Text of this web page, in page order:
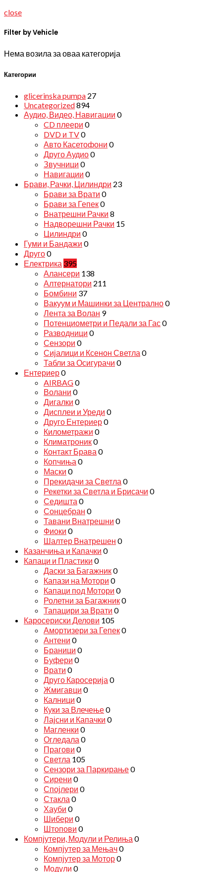
close
Filter by Vehicle
Нема возила за оваа категорија
Категории
glicerinska pumpa 27
Uncategorized894
Аудио, Видео, Навигации 0
CD плеери 0
DVD и TV0
Авто Касетофони 0
Друго Аудио0
Звучници 0
Навигации 0
Брави, Рачки, Цилиндри 23
Брави за Врати 0
Брави за Гепек0
Внатрешни Рачки 8
Надворешни Рачки 15
Цилиндри 0
Гуми и Бандажи 0
Друго0
Електрика 395
Алансери 138
Алтернатори 211
Бомбини 37
Вакуум и Машинки за Централно0
Лента за Волан 9
Потенциометри и Педали за Гас0
Разводници 0
Сензори 0
Сијалици и Ксенон Светла 0
Табли за Осигурачи 0
Ентериер0
AIRBAG0
Волани 0
Дигалки 0
Дисплеи и Уреди 0
Друго Ентериер0
Километражи 0
Климатроник0
Контакт Брава 0
Копчиња 0
Маски 0
Прекидачи за Светла 0
Рекетки за Светла и Брисачи 0
Седишта 0
Сонцебран 0
Тавани Внатрешни 0
Фиоки 0
Шалтер Внатрешен 0
Казанчиња и Капачки 0
Капаци и Пластики 0
Даски за Багажник0
Капази на Мотори 0
Капаци под Мотори 0
Ролетни за Багажник0
Тапацири за Врати 0
Каросериски Делови 105
Амортизери за Гепек0
Антени 0
Браници 0
Буфери 0
Врати 0
Друго Каросерија 0
Жмигавци 0
Калници 0
Куки за Влечење0
Лајсни и Капачки 0
Магленки 0
Огледала 0
Прагови 0
Светла 105
Сензори за Паркирање0
Сирени 0
Спојлери 0
Стакла 0
Хауби 0
Шибери 0
Штопови 0
Компјутери, Модули и Релиња 0
Компјутер за Мењач0
Компјутер за Мотор0
Модули 0